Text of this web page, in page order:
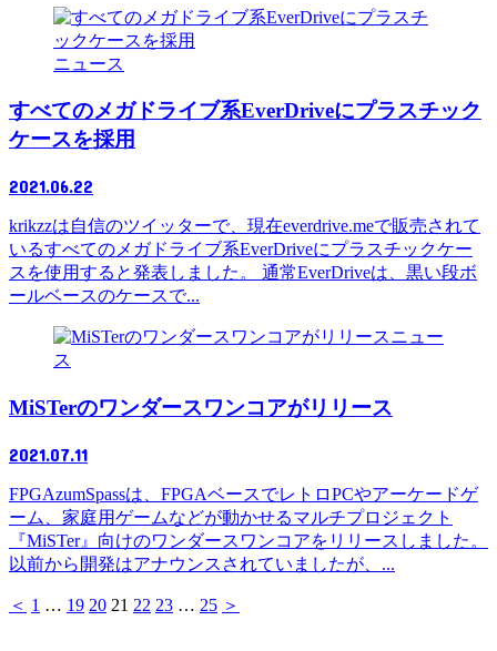
ニュース
すべてのメガドライブ系EverDriveにプラスチック
ケースを採用
2021.06.22
krikzzは自信のツイッターで、現在everdrive.meで販売されて
いるすべてのメガドライブ系EverDriveにプラスチックケー
スを使用すると発表しました。 通常EverDriveは、黒い段ボ
ールベースのケースで...
ニュー
ス
MiSTerのワンダースワンコアがリリース
2021.07.11
FPGAzumSpassは、FPGAベースでレトロPCやアーケードゲ
ーム、家庭用ゲームなどが動かせるマルチプロジェクト
『MiSTer』向けのワンダースワンコアをリリースしました。
以前から開発はアナウンスされていましたが、...
＜ 1 … 19 20 21 22 23 … 25 ＞